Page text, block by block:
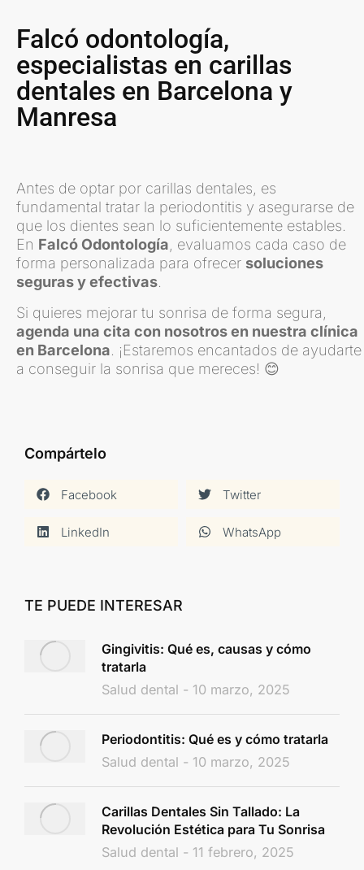
Falcó odontología,
especialistas en carillas
dentales en Barcelona y
Manresa
Antes de optar por carillas dentales, es
fundamental tratar la periodontitis y asegurarse de
que los dientes sean lo suficientemente estables.
En Falcó Odontología , evaluamos cada caso de
forma personalizada para ofrecer soluciones
seguras y efectivas.
Si quieres mejorar tu sonrisa de forma segura,
agenda una cita con nosotros en nuestra clínica
en Barcelona. ¡Estaremos encantados de ayudarte
a conseguir la sonrisa que mereces! 😊
Compártelo
Facebook Twitter
LinkedIn WhatsApp
TE PUEDE INTERESAR
Gingivitis: Qué es, causas y cómo
tratarla
Salud dental
10 marzo, 2025
Periodontitis: Qué es y cómo tratarla
Salud dental
10 marzo, 2025
Carillas Dentales Sin Tallado: La
Revolución Estética para Tu Sonrisa
Salud dental
11 febrero, 2025